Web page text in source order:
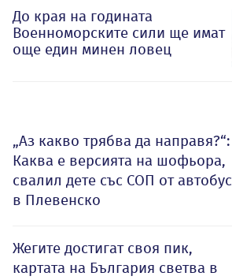
До края на годината
Военноморските сили ще имат
още един минен ловец
„Аз какво трябва да направя?“:
Каква е версията на шофьора,
свалил дете със СОП от автобус
в Плевенско
Жегите достигат своя пик,
картата на България светва в